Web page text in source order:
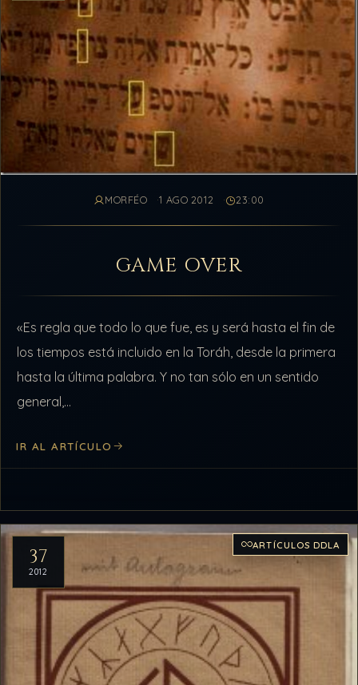
MORFÉO 1 AGO 2012 23:00
GAME OVER
«Es regla que todo lo que fue, es y será hasta el fin de
los tiempos está incluido en la Toráh, desde la primera
hasta la última palabra. Y no tan sólo en un sentido
general,…
IR AL ARTÍCULO
37
2012
ARTÍCULOS DDLA